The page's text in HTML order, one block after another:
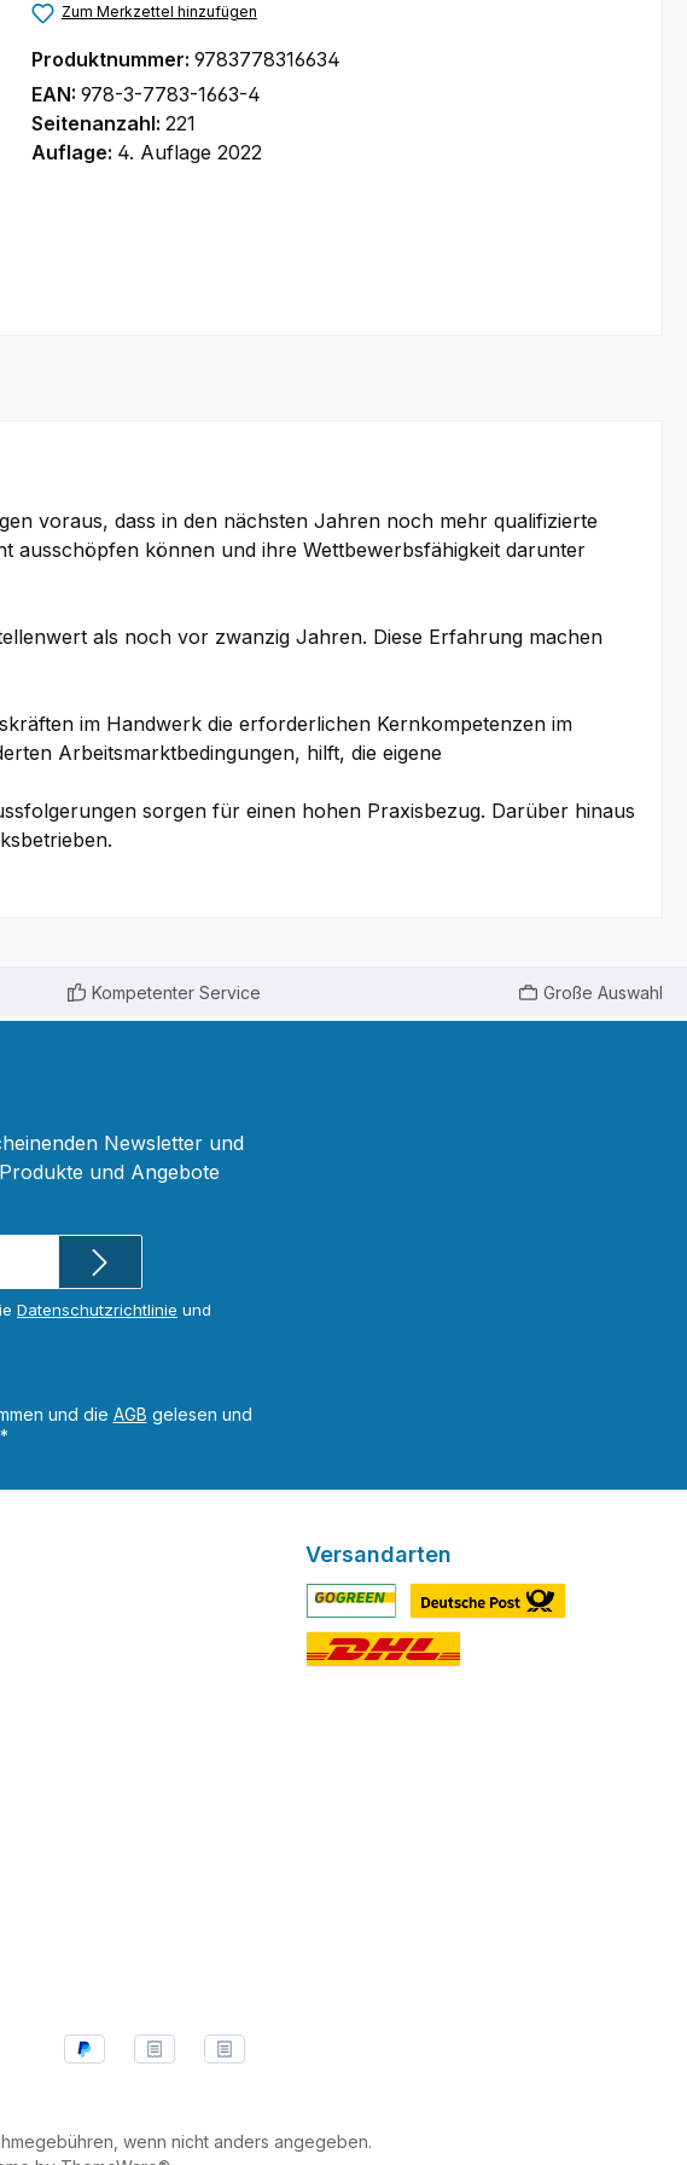
Zum Merkzettel hinzufügen
Produktnummer: 9783778316634
EAN: 978-3-7783-1663-4
Seitenanzahl: 221
Auflage: 4. Auflage 2022
voraus, dass in den nächsten Jahren noch mehr qualifizierte
ausschöpfen können und ihre Wettbewerbsfähigkeit darunter
als noch vor zwanzig Jahren. Diese Erfahrung machen
im Handwerk die erforderlichen Kernkompetenzen im
Arbeitsmarktbedingungen, hilft, die eigene
sorgen für einen hohen Praxisbezug. Darüber hinaus
Kompetenter Service Große Auswahl
Newsletter und
und Angebote
Datenschutzrichtlinie und
und die AGB gelesen und
*
Versandarten
Benutzerdefiniertes Bild 1
Benutzerdefiniertes Bild 2
wenn nicht anders angegeben.